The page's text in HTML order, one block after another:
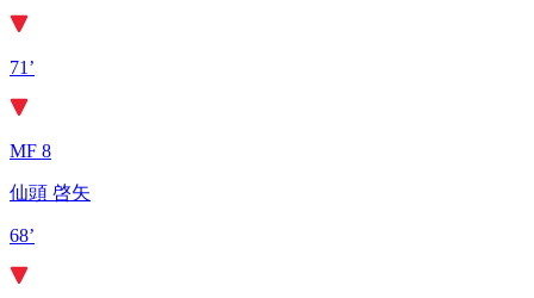
71’
MF 8
仙頭 啓矢
68’